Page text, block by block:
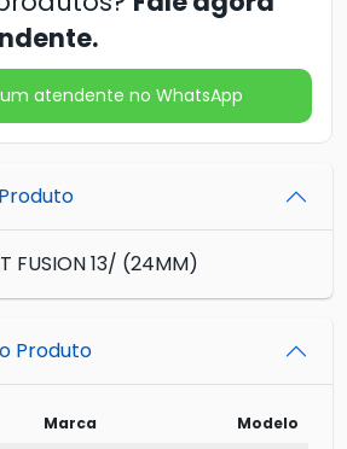
atendente no WhatsApp
FUSION 13/ (24MM)
Produto
Marca
Modelo